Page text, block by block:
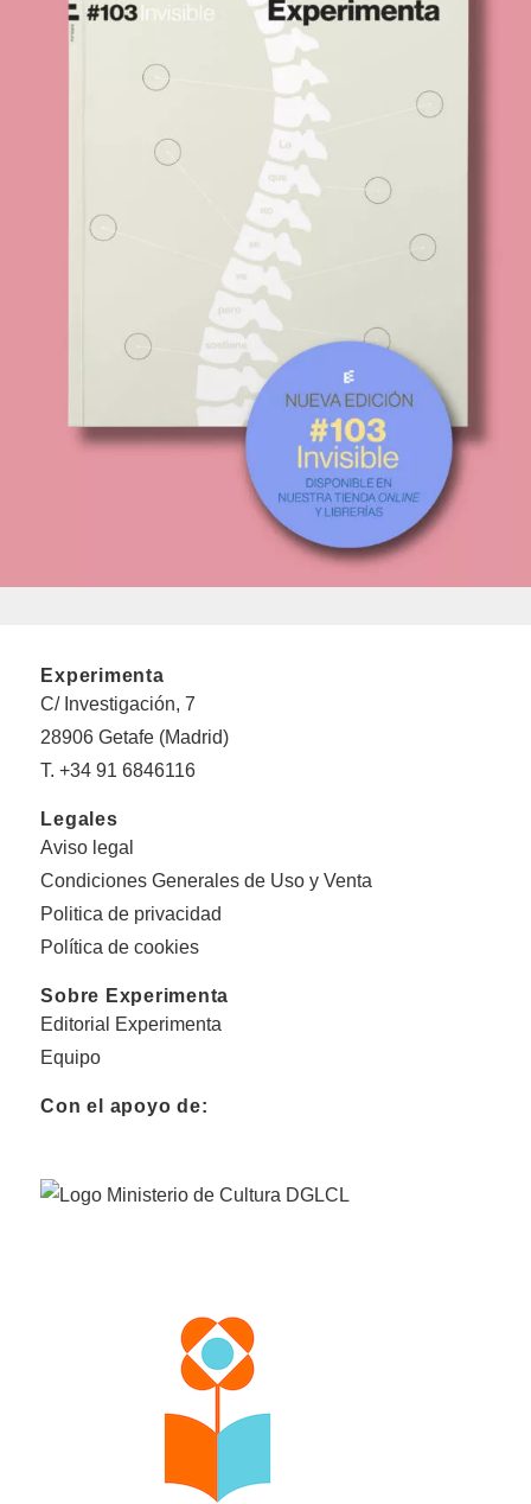
Experimenta
C/ Investigación, 7
28906 Getafe (Madrid)
T. +34 91 6846116
Legales
Aviso legal
Condiciones Generales de Uso y Venta
Politica de privacidad
Política de cookies
Sobre Experimenta
Editorial Experimenta
Equipo
Con el apoyo de: